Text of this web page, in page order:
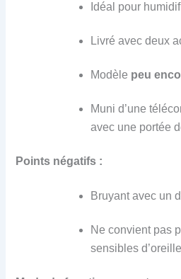
Idéal pour
Livré avec deux
Modèle peu
Muni d’une
avec une portée
Points négatifs :
Bruyant avec un
Ne convient pas
sensibles